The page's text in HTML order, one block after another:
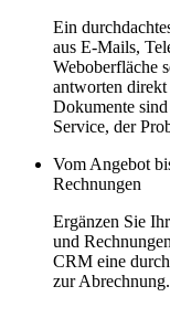
Ein
aus E-Mails,
Weboberfläche
antworten
Dokumente
Service, der
Vom Angebot
Rechnungen
Ergänzen Sie
und
CRM eine
zur Abrechnung.